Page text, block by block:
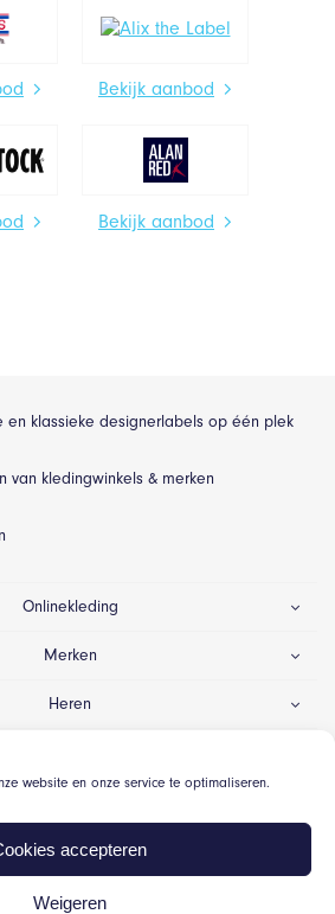
website en onze service te optimaliseren.
accepteren
Weigeren
Bekijk aanbod
Bekijk aanbod
en klassieke designerlabels op één plek
van kledingwinkels & merken
Onlinekleding
Merken
Heren